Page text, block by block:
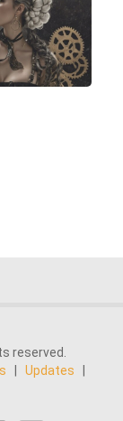
reserved.
Updates